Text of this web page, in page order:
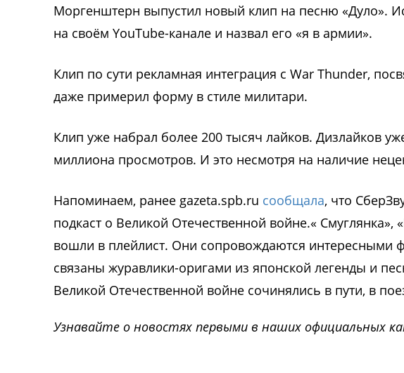
Моргенштерн выпустил новый клип на песню «Дуло».
на своём YouTube-канале и назвал его «я в армии».
Клип по сути рекламная интеграция с War Thunder,
даже примерил форму в стиле милитари.
Клип уже набрал более 200 тысяч лайков. Дизлайков
миллиона просмотров. И это несмотря на наличие
Напоминаем, ранее gazeta.spb.ru сообщала, что
подкаст о Великой Отечественной войне.«
вошли в плейлист. Они сопровождаются интересными
связаны журавлики-оригами из японской легенды и
Великой Отечественной войне сочинялись в пути, в
Узнавайте о новостях первыми в наших официальных